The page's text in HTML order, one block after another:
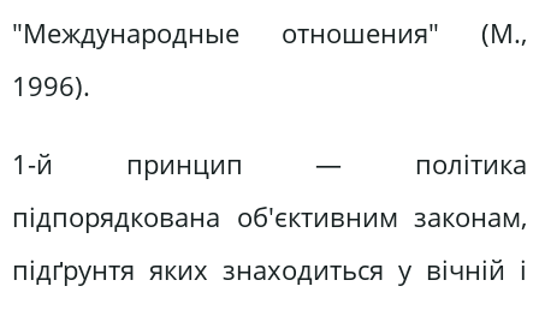
"Международные отношения" (М.,
1996).
1-й принцип — політика
підпорядкована об'єктивним законам,
підґрунтя яких знаходиться у вічній і